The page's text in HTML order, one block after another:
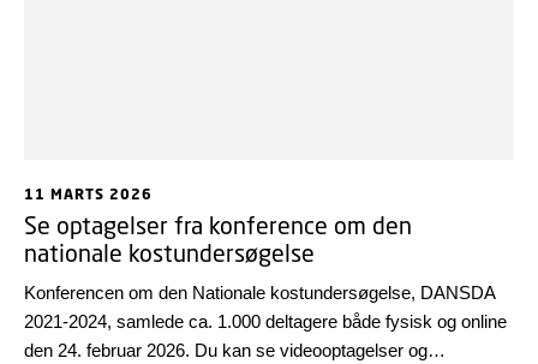
11 MARTS 2026
Se optagelser fra konference om den
nationale kostundersøgelse
Konferencen om den Nationale kostundersøgelse, DANSDA
2021-2024, samlede ca. 1.000 deltagere både fysisk og online
den 24. februar 2026. Du kan se videooptagelser og